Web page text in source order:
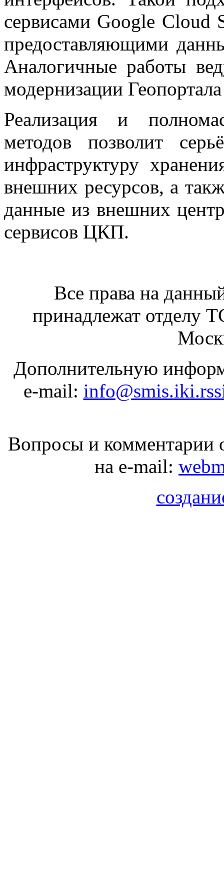
сервисами Google Cloud
предоставляющими
Аналогичные работы
модернизации
Реализация и
методов позволит
инфраструктуру
внешних ресурсов, а
данные из внешних
сервисов ЦКП.
Все права на
принадлежат
Дополнительную
e-mail:
Вопросы и комментарии
на e-mail: